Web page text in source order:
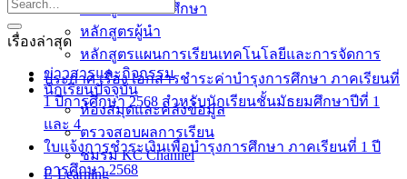
หลักสูตรสถานศึกษา
หลักสูตรผู้นำ
หลักสูตรแผนการเรียนเทคโนโลยีและการจัดการ
ข่าวสารและกิจกรรม
นักเรียนปัจจุบัน
ห้องสมุดและคลังข้อมูล
ตรวจสอบผลการเรียน
ชมรม KC Channel
E-Learning
เรื่องล่าสุด
ประกาศ เรื่อง เอกสารชำระค่าบำรุงการศึกษา ภาคเรียนที่
1 ปีการศึกษา 2568 สำหรับนักเรียนชั้นมัธยมศึกษาปีที่ 1
และ 4
ใบแจ้งการชำระเงินเพื่อบำรุงการศึกษา ภาคเรียนที่ 1 ปี
การศึกษา 2568